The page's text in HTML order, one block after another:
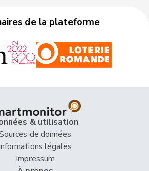
de la plateforme
& utilisation
de données
légales
Impressum